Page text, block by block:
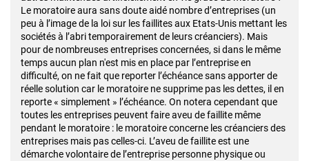
Le moratoire aura sans doute aidé nombre d’entreprises (un
peu à l’image de la loi sur les faillites aux Etats-Unis mettant les
sociétés à l’abri temporairement de leurs créanciers). Mais
pour de nombreuses entreprises concernées, si dans le même
temps aucun plan n'est mis en place par l’entreprise en
difficulté, on ne fait que reporter l’échéance sans apporter de
réelle solution car le moratoire ne supprime pas les dettes, il en
reporte « simplement » l’échéance. On notera cependant que
toutes les entreprises peuvent faire aveu de faillite même
pendant le moratoire : le moratoire concerne les créanciers des
entreprises mais pas celles-ci. L’aveu de faillite est une
démarche volontaire de l’entreprise personne physique ou